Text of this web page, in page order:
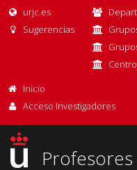
urjc.es
Sugerencias
Inicio
Acceso Investigadores